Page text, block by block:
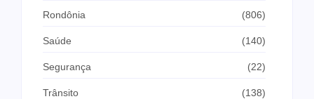
Rondônia (806)
Saúde (140)
Segurança (22)
Trânsito (138)